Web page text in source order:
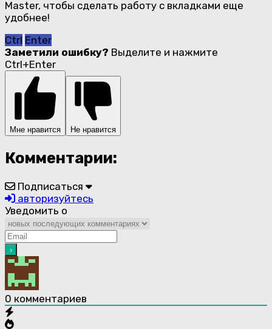
Master, чтобы сделать работу с вкладками еще
удобнее!
Ctrl Enter
Заметили ошибку? Выделите и нажмите
Ctrl+Enter
Мне нравится Не нравится
Комментарии:
Подписаться
авторизуйтесь
Уведомить о
0 комментариев